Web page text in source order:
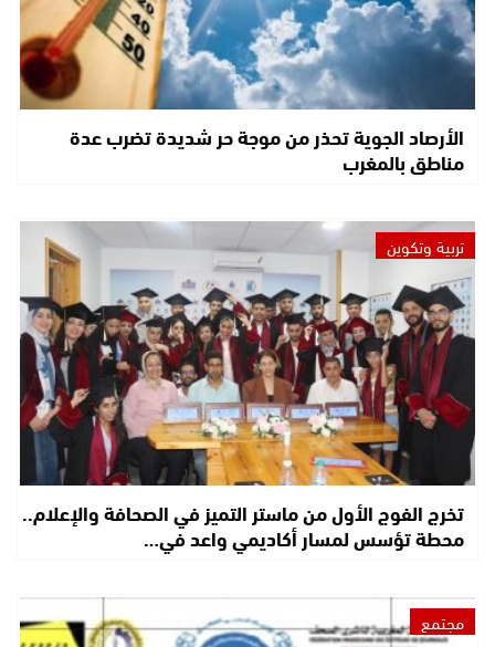
الأرصاد الجوية تحذر من موجة حر شديدة تضرب عدة
مناطق بالمغرب
تربية وتكوين
تخرج الفوج الأول من ماستر التميز في الصحافة والإعلام..
محطة تؤسس لمسار أكاديمي واعد في…
مجتمع